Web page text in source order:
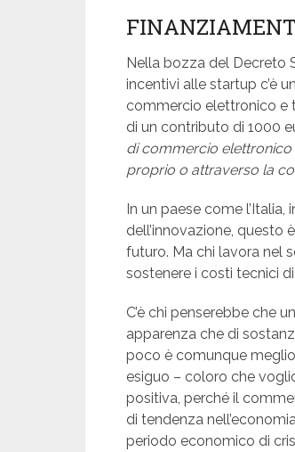
Nella bozza del Decreto
incentivi alle startup c’è
commercio elettronico e
di un contributo di 1000
di commercio elettronico
proprio o attraverso la
In un paese come
dell’innovazione, questo
futuro. Ma chi lavora nel
sostenere i costi tecnici
C’è chi penserebbe che
apparenza che di
poco è comunque
esiguo – coloro che
positiva, perché il
di tendenza
periodo economico di